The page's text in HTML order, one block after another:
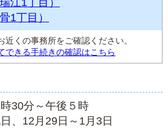
江1丁目）
1丁目）
近くの事務所をご確認ください。
できる手続きの確認はこちら
時30分～午後５時
、12月29日～1月3日